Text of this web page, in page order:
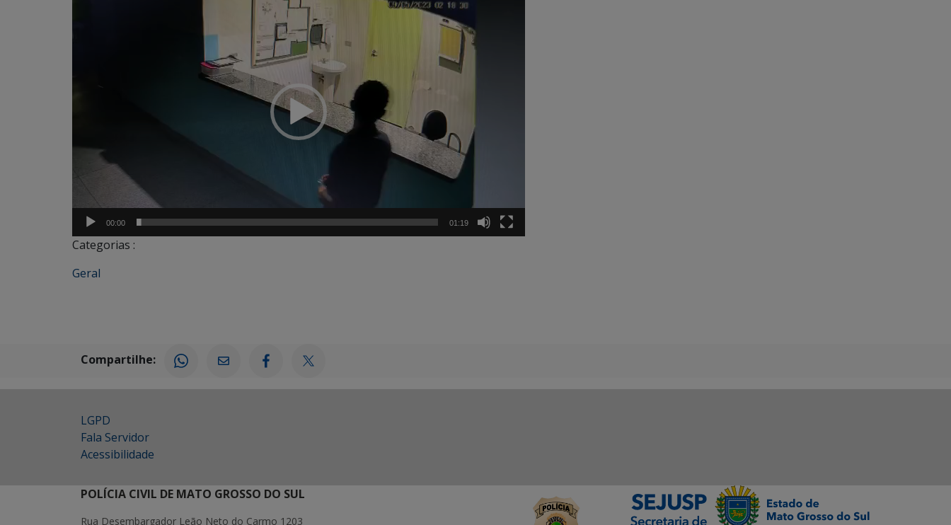
00:00 01:19
Categorias :
Geral
Compartilhe:
LGPD
Fala Servidor
Acessibilidade
POLÍCIA CIVIL DE MATO GROSSO DO SUL
Rua Desembargador Leão Neto do Carmo 1203